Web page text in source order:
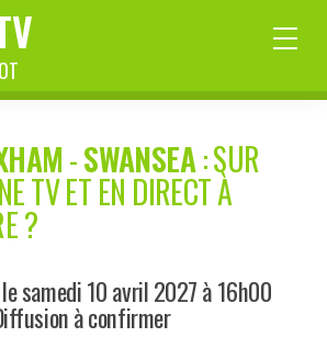
-SWANSEA: SUR
TV ET EN DIRECT À
?
samedi 10 avril 2027 à 16h00
à confirmer